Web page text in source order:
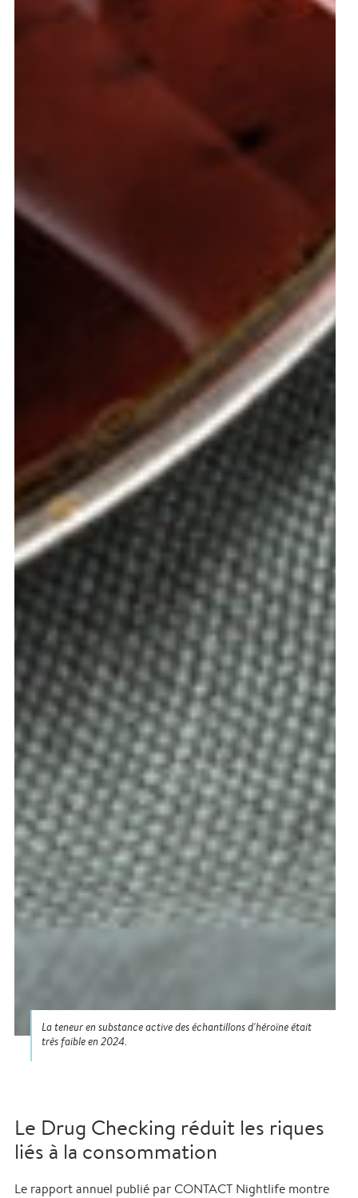
La teneur en substance active des échantillons d'héroïne était
très faible en 2024.
Le Drug Checking réduit les riques
liés à la consommation
Le rapport annuel publié par CONTACT Nightlife montre